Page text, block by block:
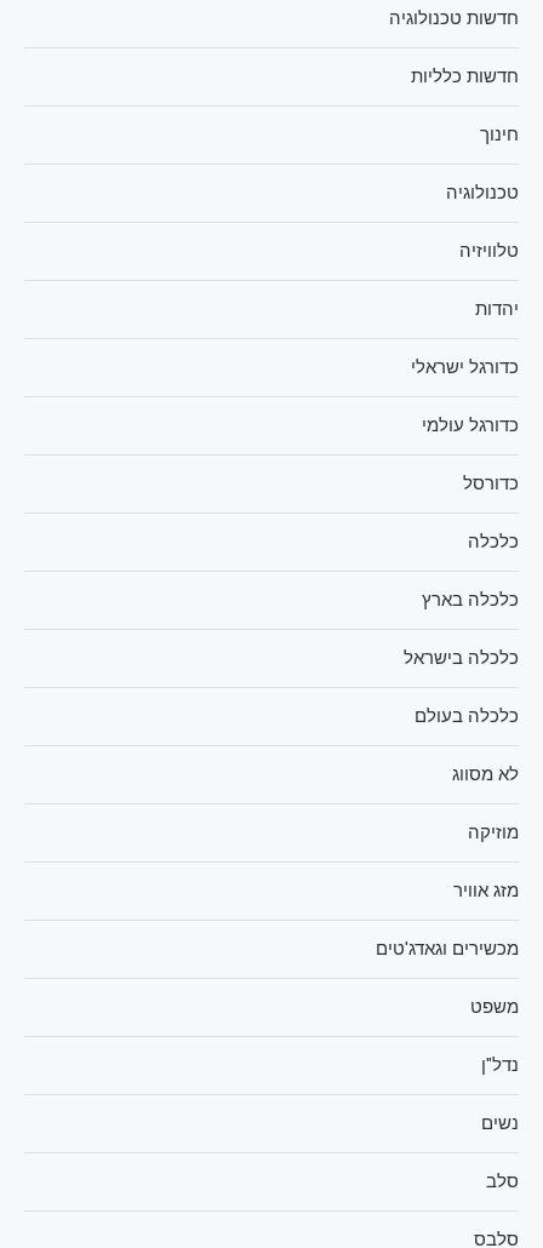
חדשות טכנולוגיה
חדשות כלליות
חינוך
טכנולוגיה
טלוויזיה
יהדות
כדורגל ישראלי
כדורגל עולמי
כדורסל
כלכלה
כלכלה בארץ
כלכלה בישראל
כלכלה בעולם
לא מסווג
מוזיקה
מזג אוויר
מכשירים וגאדג'טים
משפט
נדל"ן
נשים
סלב
סלבס